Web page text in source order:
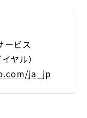
ービス
ヤル）
ja_jp